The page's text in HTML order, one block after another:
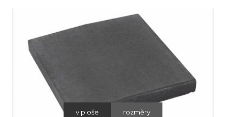
v ploše rozměry